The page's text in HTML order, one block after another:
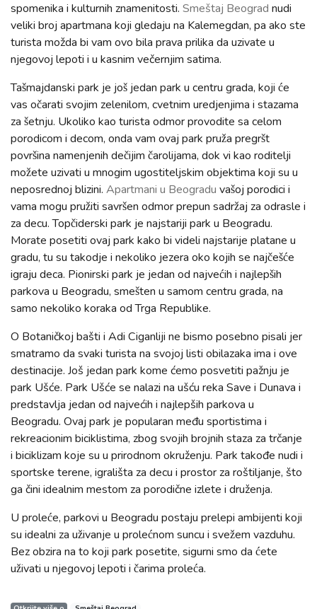
spomenika i kulturnih znamenitosti. Smeštaj Beograd nudi
veliki broj apartmana koji gledaju na Kalemegdan, pa ako ste
turista možda bi vam ovo bila prava prilika da uzivate u
njegovoj lepoti i u kasnim večernjim satima.
Tašmajdanski park je još jedan park u centru grada, koji će
vas očarati svojim zelenilom, cvetnim uredjenjima i stazama
za šetnju. Ukoliko kao turista odmor provodite sa celom
porodicom i decom, onda vam ovaj park pruža pregršt
površina namenjenih dečijim čarolijama, dok vi kao roditelji
možete uzivati u mnogim ugostiteljskim objektima koji su u
neposrednoj blizini. Apartmani u Beogradu vašoj porodici i
vama mogu pružiti savršen odmor prepun sadržaj za odrasle i
za decu. Topčiderski park je najstariji park u Beogradu.
Morate posetiti ovaj park kako bi videli najstarije platane u
gradu, tu su takodje i nekoliko jezera oko kojih se najčešće
igraju deca. Pionirski park je jedan od najvećih i najlepših
parkova u Beogradu, smešten u samom centru grada, na
samo nekoliko koraka od Trga Republike.
O Botaničkoj bašti i Adi Ciganliji ne bismo posebno pisali jer
smatramo da svaki turista na svojoj listi obilazaka ima i ove
destinacije. Još jedan park kome ćemo posvetiti pažnju je
park Ušće. Park Ušće se nalazi na ušću reka Save i Dunava i
predstavlja jedan od najvećih i najlepših parkova u
Beogradu. Ovaj park je popularan među sportistima i
rekreacionim biciklistima, zbog svojih brojnih staza za trčanje
i biciklizam koje su u prirodnom okruženju. Park takođe nudi i
sportske terene, igrališta za decu i prostor za roštiljanje, što
ga čini idealnim mestom za porodične izlete i druženja.
U proleće, parkovi u Beogradu postaju prelepi ambijenti koji
su idealni za uživanje u prolećnom suncu i svežem vazduhu.
Bez obzira na to koji park posetite, sigurni smo da ćete
uživati u njegovoj lepoti i čarima proleća.